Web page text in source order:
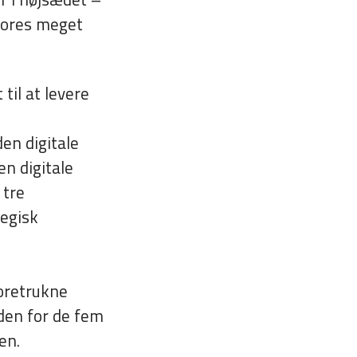
meget
til at levere
digitale
digitale
for de fem